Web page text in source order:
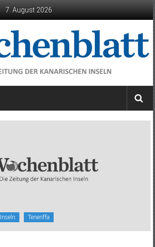
7. August 2026
Teneriffa